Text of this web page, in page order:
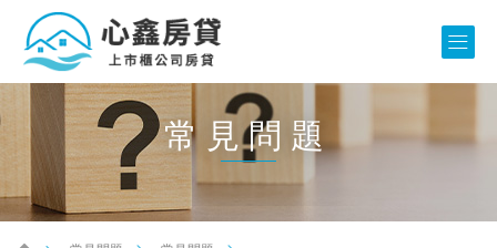
常見問題